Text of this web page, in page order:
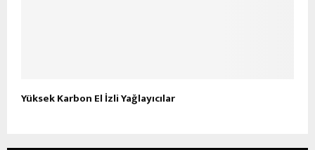
Yüksek Karbon El İzli Yağlayıcılar